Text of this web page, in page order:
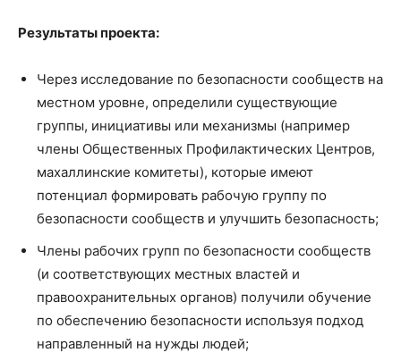
Результаты проекта:
Через исследование по безопасности сообществ на
местном уровне, определили существующие
группы, инициативы или механизмы (например
члены Общественных Профилактических Центров,
махаллинские комитеты), которые имеют
потенциал формировать рабочую группу по
безопасности сообществ и улучшить безопасность;
Члены рабочих групп по безопасности сообществ
(и соответствующих местных властей и
правоохранительных органов) получили обучение
по обеспечению безопасности используя подход
направленный на нужды людей;